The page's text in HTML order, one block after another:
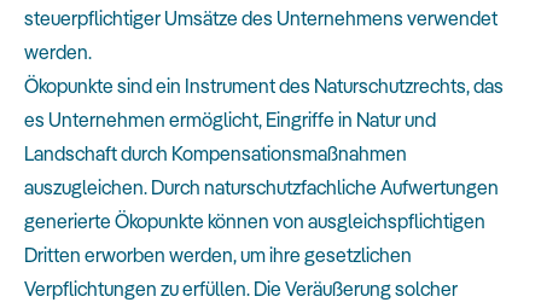
steuerpflichtiger Umsätze des Unternehmens verwendet
werden.
Ökopunkte sind ein Instrument des Naturschutzrechts, das
es Unternehmen ermöglicht, Eingriffe in Natur und
Landschaft durch Kompensationsmaßnahmen
auszugleichen. Durch naturschutzfachliche Aufwertungen
generierte Ökopunkte können von ausgleichspflichtigen
Dritten erworben werden, um ihre gesetzlichen
Verpflichtungen zu erfüllen. Die Veräußerung solcher